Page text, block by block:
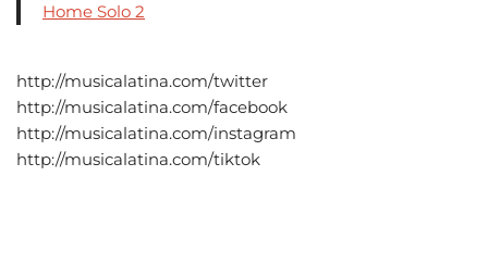
Home Solo 2
http://musicalatina.com/twitter
http://musicalatina.com/facebook
http://musicalatina.com/instagram
http://musicalatina.com/tiktok